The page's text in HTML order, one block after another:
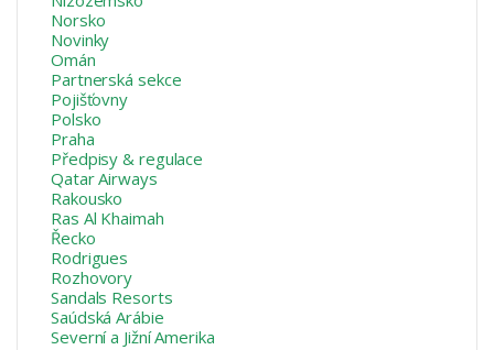
Norsko
Novinky
Omán
Partnerská sekce
Pojišťovny
Polsko
Praha
Předpisy & regulace
Qatar Airways
Rakousko
Ras Al Khaimah
Řecko
Rodrigues
Rozhovory
Sandals Resorts
Saúdská Arábie
Severní a Jižní Amerika